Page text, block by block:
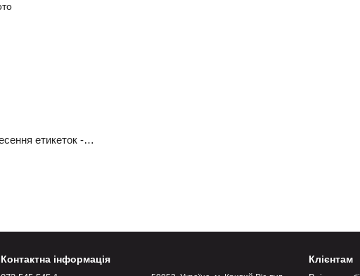
ILX - компактний друк і нанесення етикеток - ідеальне рішення для всіх галузей (ILX 56/8)
Контактна інформація Клієнтам